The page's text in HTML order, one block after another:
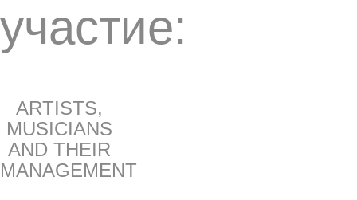
участие:
ARTISTS,
MUSICIANS
AND THEIR
MANAGEMENT